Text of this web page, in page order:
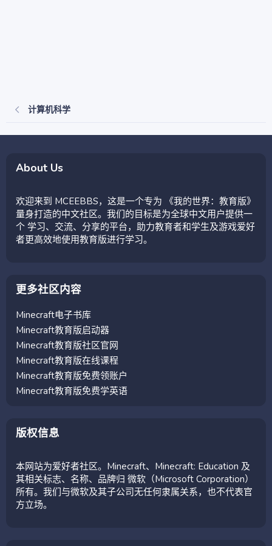
计算机科学
About Us
欢迎来到 MCEEBBS，这是一个专为 《我的世界：教育版》
量身打造的中文社区。我们的目标是为全球中文用户提供一
个 学习、交流、分享的平台，助力教育者和学生及游戏爱好
者更高效地使用教育版进行学习。
更多社区内容
Minecraft电子书库
Minecraft教育版启动器
Minecraft教育版社区官网
Minecraft教育版在线课程
Minecraft教育版免费领账户
Minecraft教育版免费学英语
版权信息
本网站为爱好者社区。Minecraft、Minecraft: Education 及
其相关标志、名称、品牌归 微软（Microsoft Corporation）
所有。我们与微软及其子公司无任何隶属关系，也不代表官
方立场。